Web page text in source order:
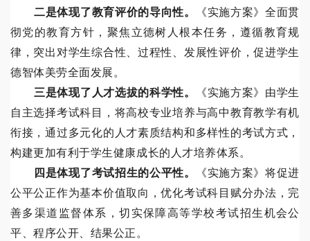
二是体现了教育评价的导向性。
《实施方案》全面贯
彻党的教育方针，聚焦立德树人根本任务，遵循教育规
律，突出对学生综合性、过程性、发展性评价，促进学生
德智体美劳全面发展。
三是体现了人才选拔的科学性。
《实施方案》由学生
自主选择考试科目，将高校专业培养与高中教育教学有机
衔接，通过多元化的人才素质结构和多样性的考试方式，
构建更加有利于学生健康成长的人才培养体系。
四是体现了考试招生的公平性。
《实施方案》将促进
公平公正作为基本价值取向，优化考试科目赋分办法，完
善多渠道监督体系，切实保障高等学校考试招生机会公
平、程序公开、结果公正。